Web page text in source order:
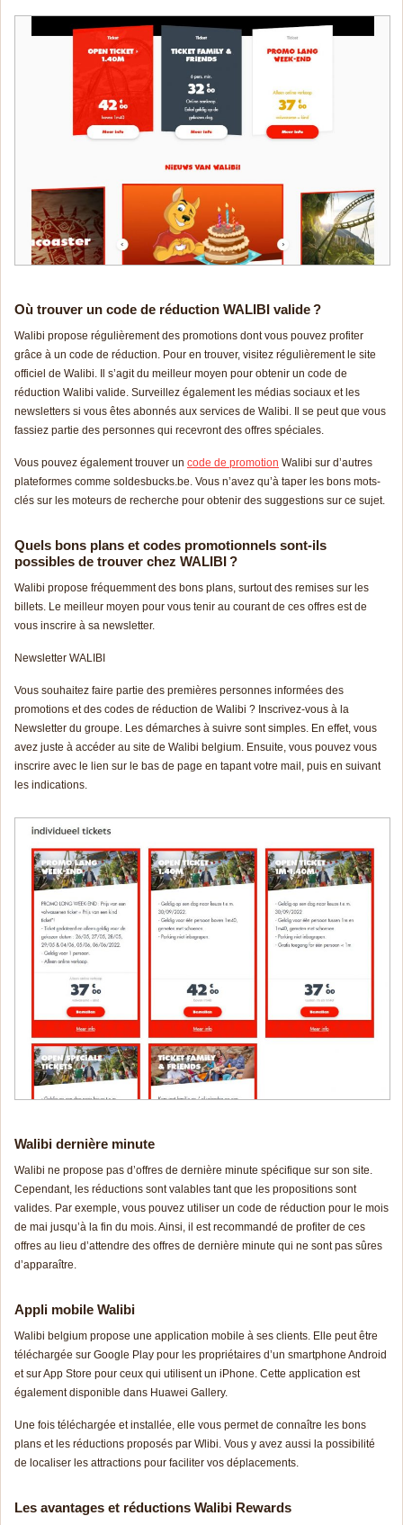
Où trouver un code de réduction WALIBI valide ?
Walibi propose régulièrement des promotions dont vous pouvez profiter
grâce à un code de réduction. Pour en trouver, visitez régulièrement le site
officiel de Walibi. Il s’agit du meilleur moyen pour obtenir un code de
réduction Walibi valide. Surveillez également les médias sociaux et les
newsletters si vous êtes abonnés aux services de Walibi. Il se peut que vous
fassiez partie des personnes qui recevront des offres spéciales.
Vous pouvez également trouver un code de promotion Walibi sur d’autres
plateformes comme soldesbucks.be. Vous n’avez qu’à taper les bons mots-
clés sur les moteurs de recherche pour obtenir des suggestions sur ce sujet.
Quels bons plans et codes promotionnels sont-ils
possibles de trouver chez WALIBI ?
Walibi propose fréquemment des bons plans, surtout des remises sur les
billets. Le meilleur moyen pour vous tenir au courant de ces offres est de
vous inscrire à sa newsletter.
Newsletter WALIBI
Vous souhaitez faire partie des premières personnes informées des
promotions et des codes de réduction de Walibi ? Inscrivez-vous à la
Newsletter du groupe. Les démarches à suivre sont simples. En effet, vous
avez juste à accéder au site de Walibi belgium. Ensuite, vous pouvez vous
inscrire avec le lien sur le bas de page en tapant votre mail, puis en suivant
les indications.
Walibi dernière minute
Walibi ne propose pas d’offres de dernière minute spécifique sur son site.
Cependant, les réductions sont valables tant que les propositions sont
valides. Par exemple, vous pouvez utiliser un code de réduction pour le mois
de mai jusqu’à la fin du mois. Ainsi, il est recommandé de profiter de ces
offres au lieu d’attendre des offres de dernière minute qui ne sont pas sûres
d’apparaître.
Appli mobile Walibi
Walibi belgium propose une application mobile à ses clients. Elle peut être
téléchargée sur Google Play pour les propriétaires d’un smartphone Android
et sur App Store pour ceux qui utilisent un iPhone. Cette application est
également disponible dans Huawei Gallery.
Une fois téléchargée et installée, elle vous permet de connaître les bons
plans et les réductions proposés par Wlibi. Vous y avez aussi la possibilité
de localiser les attractions pour faciliter vos déplacements.
Les avantages et réductions Walibi Rewards